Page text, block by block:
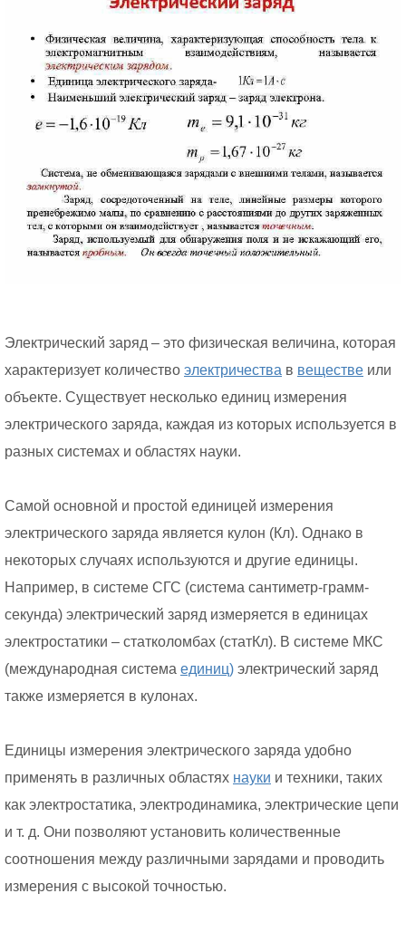
Электрический заряд – это физическая величина, которая
характеризует количество электричества в веществе или
объекте. Существует несколько единиц измерения
электрического заряда, каждая из которых используется в
разных системах и областях науки.
Самой основной и простой единицей измерения
электрического заряда является кулон (Кл). Однако в
некоторых случаях используются и другие единицы.
Например, в системе СГС (система сантиметр-грамм-
секунда) электрический заряд измеряется в единицах
электростатики – статколомбах (статКл). В системе МКС
(международная система единиц) электрический заряд
также измеряется в кулонах.
Единицы измерения электрического заряда удобно
применять в различных областях науки и техники, таких
как электростатика, электродинамика, электрические цепи
и т. д. Они позволяют установить количественные
соотношения между различными зарядами и проводить
измерения с высокой точностью.